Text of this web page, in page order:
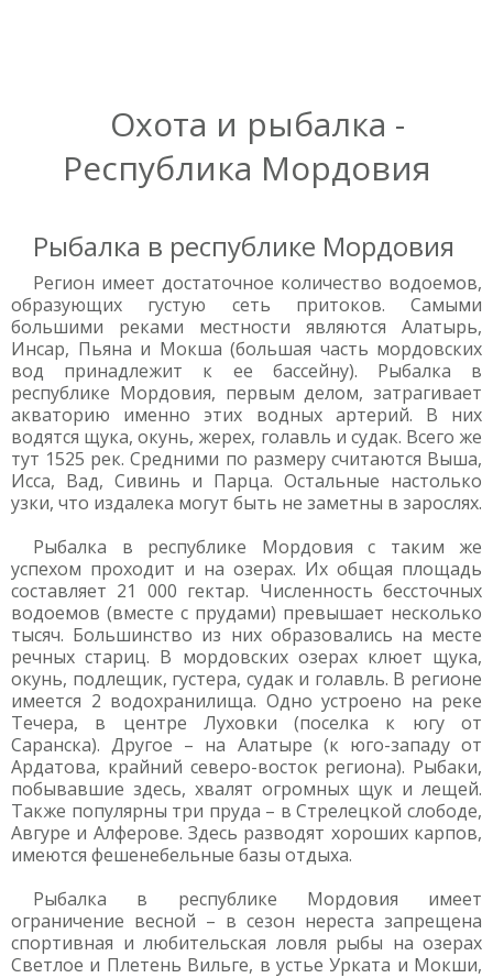
Охота и рыбалка -
Республика Мордовия
Рыбалка в республике Мордовия
Регион имеет достаточное количество водоемов,
образующих густую сеть притоков. Самыми
большими реками местности являются Алатырь,
Инсар, Пьяна и Мокша (большая часть мордовских
вод принадлежит к ее бассейну). Рыбалка в
республике Мордовия, первым делом, затрагивает
акваторию именно этих водных артерий. В них
водятся щука, окунь, жерех, голавль и судак. Всего же
тут 1525 рек. Средними по размеру считаются Выша,
Исса, Вад, Сивинь и Парца. Остальные настолько
узки, что издалека могут быть не заметны в зарослях.
Рыбалка в республике Мордовия с таким же
успехом проходит и на озерах. Их общая площадь
составляет 21 000 гектар. Численность бессточных
водоемов (вместе с прудами) превышает несколько
тысяч. Большинство из них образовались на месте
речных стариц. В мордовских озерах клюет щука,
окунь, подлещик, густера, судак и голавль. В регионе
имеется 2 водохранилища. Одно устроено на реке
Течера, в центре Луховки (поселка к югу от
Саранска). Другое – на Алатыре (к юго-западу от
Ардатова, крайний северо-восток региона). Рыбаки,
побывавшие здесь, хвалят огромных щук и лещей.
Также популярны три пруда – в Стрелецкой слободе,
Авгуре и Алферове. Здесь разводят хороших карпов,
имеются фешенебельные базы отдыха.
Рыбалка в республике Мордовия имеет
ограничение весной – в сезон нереста запрещена
спортивная и любительская ловля рыбы на озерах
Светлое и Плетень Вильге, в устье Урката и Мокши,